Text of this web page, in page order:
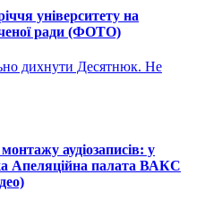
університету на
ради (ФОТО)
дихнути Десятнюк. Не
аудіозаписів: у
Апеляційна палата ВАКС